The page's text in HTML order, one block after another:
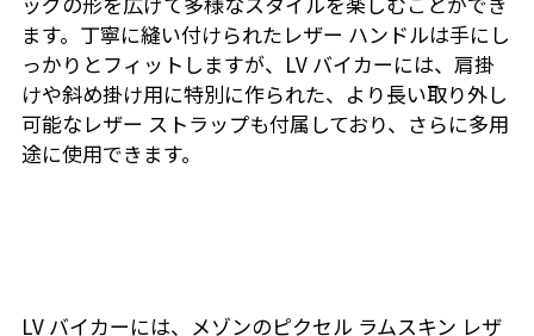
ます。丁寧に縫い付けられたレザー ハンドルは手にし
っかりとフィットしますが、LV バイカーには、肩掛
けや斜め掛け用に特別に作られた、より長い取り外し
可能なレザー ストラップも付属しており、さらに多用
途に使用できます。
LV バイカーには、メゾンのピクセル ラムスキン レザ